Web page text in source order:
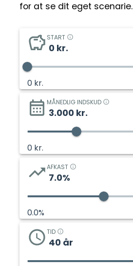
for at se dit eget scenarie.
START
0 kr.
0 kr.
MÅNEDLIG INDSKUD
3.000 kr.
0 kr.
AFKAST
7.0%
0.0%
TID
40 år